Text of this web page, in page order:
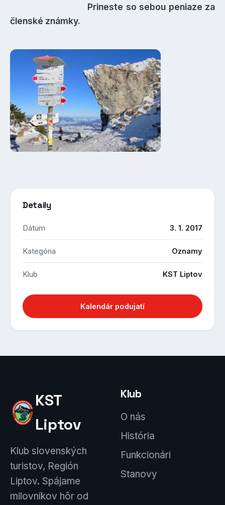
Prineste so sebou peniaze za
členské známky.
Detaily
Dátum 3. 1. 2017
Kategória Oznamy
Klub KST Liptov
Kalendár podujatí
KST
Liptov
Klub slovenských
turistov, Región
Liptov. Spájame
milovníkov hôr od
Klub
O nás
História
Funkcionári
Stanovy